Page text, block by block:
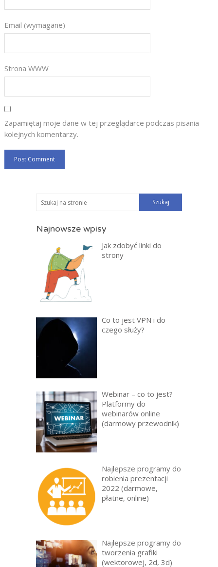
Email (wymagane)
Strona WWW
Zapamiętaj moje dane w tej przeglądarce podczas pisania
kolejnych komentarzy.
Najnowsze wpisy
Jak zdobyć linki do
strony
Co to jest VPN i do
czego służy?
Webinar – co to jest?
Platformy do
webinarów online
(darmowy przewodnik)
Najlepsze programy do
robienia prezentacji
2022 (darmowe,
płatne, online)
Najlepsze programy do
tworzenia grafiki
(wektorowej, 2d, 3d)